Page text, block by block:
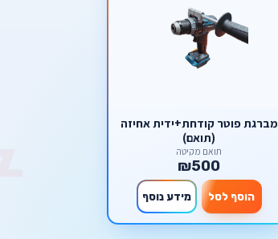
מברגת פוטר קודחת+ידית אחיזה
(תואם)
תואם מקיטה
₪500
הוסף לסל מידע נוסף